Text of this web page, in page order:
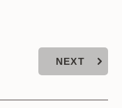
NEXT